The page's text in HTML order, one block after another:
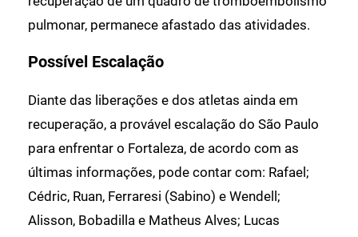
pulmonar, permanece afastado das atividades.
Possível Escalação
Diante das liberações e dos atletas ainda em
recuperação, a provável escalação do São Paulo
para enfrentar o Fortaleza, de acordo com as
últimas informações, pode contar com: Rafael;
Cédric, Ruan, Ferraresi (Sabino) e Wendell;
Alisson, Bobadilla e Matheus Alves; Lucas